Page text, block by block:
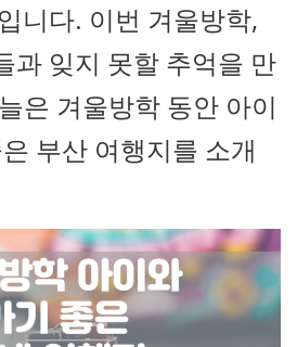
니다. 이번 겨울방학,
과 잊지 못할 추억을 만
은 겨울방학 동안 아이
부산 여행지를 소개